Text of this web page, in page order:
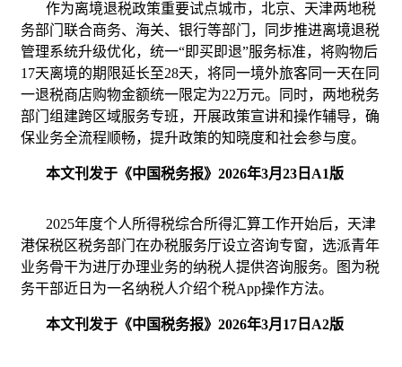
作为离境退税政策重要试点城市，北京、天津两地税
务部门联合商务、海关、银行等部门，同步推进离境退税
管理系统升级优化，统一“即买即退”服务标准，将购物后
17天离境的期限延长至28天，将同一境外旅客同一天在同
一退税商店购物金额统一限定为22万元。同时，两地税务
部门组建跨区域服务专班，开展政策宣讲和操作辅导，确
保业务全流程顺畅，提升政策的知晓度和社会参与度。
本文刊发于《中国税务报》2026年3月23 日A1版
2025年度个人所得税综合所得汇算工作开始后，天津
港保税区税务部门在办税服务厅设立咨询专窗，选派青年
业务骨干为进厅办理业务的纳税人提供咨询服务。图为税
务干部近日为一名纳税人介绍个税App操作方法。
本文刊发于《中国税务报》2026年3月 17 日A2版